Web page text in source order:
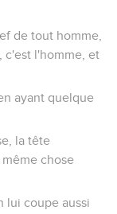
de tout homme,
c'est l'homme, et
ayant quelque
la tête
chose
lui coupe aussi